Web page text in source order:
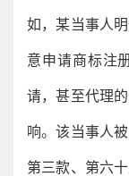
如，某当事人
意申请商标注
请，甚至代理
响。该当事人
第三款、第六